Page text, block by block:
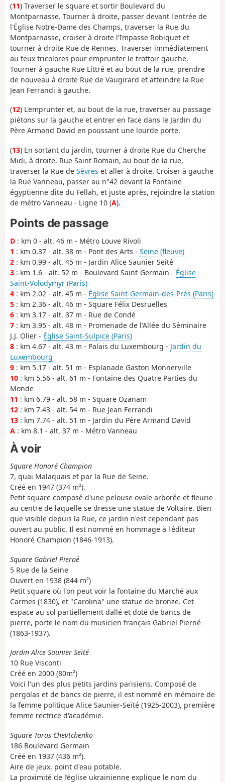
(11) Traverser le square et sortir Boulevard du
Montparnasse. Tourner à droite, passer devant l'entrée de
l'Église Notre-Dame des Champs, traverser la Rue du
Montparnasse, croiser à droite l'Impasse Robiquet et
tourner à droite Rue de Rennes. Traverser immédiatement
au feux tricolores pour emprunter le trottoir gauche.
Tourner à gauche Rue Littré et au bout de la rue, prendre
de nouveau à droite Rue de Vaugirard et atteindre la Rue
Jean Ferrandi à gauche.
(12) L'emprunter et, au bout de la rue, traverser au passage
piétons sur la gauche et entrer en face dans le Jardin du
Père Armand David en poussant une lourde porte.
(13) En sortant du jardin, tourner à droite Rue du Cherche
Midi, à droite, Rue Saint Romain, au bout de la rue,
traverser la Rue de Sèvres et aller à droite. Croiser à gauche
la Rue Vanneau, passer au n°42 devant la Fontaine
égyptienne dite du Fellah, et juste après, rejoindre la station
de métro Vanneau - Ligne 10 (A).
Points de passage
D : km 0 - alt. 46 m - Métro Louve Rivoli
1 : km 0.37 - alt. 38 m - Pont des Arts - Seine (fleuve)
2 : km 0.99 - alt. 45 m - Jardin Alice Saunier Seité
3 : km 1.6 - alt. 52 m - Boulevard Saint-Germain - Église
Saint-Volodymyr (Paris)
4 : km 2.02 - alt. 45 m - Église Saint-Germain-des-Prés (Paris)
5 : km 2.36 - alt. 46 m - Square Félix Desruelles
6 : km 3.17 - alt. 37 m - Rue de Condé
7 : km 3.95 - alt. 48 m - Promenade de l'Allée du Séminaire
J.J. Olier - Église Saint-Sulpice (Paris)
8 : km 4.67 - alt. 43 m - Palais du Luxembourg - Jardin du
Luxembourg
9 : km 5.17 - alt. 51 m - Esplanade Gaston Monnerville
10 : km 5.56 - alt. 61 m - Fontaine des Quatre Parties du
Monde
11 : km 6.79 - alt. 58 m - Square Ozanam
12 : km 7.43 - alt. 54 m - Rue Jean Ferrandi
13 : km 7.74 - alt. 51 m - Jardin du Père Armand David
A : km 8.1 - alt. 37 m - Métro Vanneau
À voir
Square Honoré Champion
7, quai Malaquais et par la Rue de Seine.
Créé en 1947 (374 m²).
Petit square composé d'une pelouse ovale arborée et fleurie
au centre de laquelle se dresse une statue de Voltaire. Bien
que visible depuis la Rue, ce jardin n'est cependant pas
ouvert au public. Il est nommé en hommage à l'éditeur
Honoré Champion (1846-1913).
Square Gabriel Pierné
5 Rue de la Seine
Ouvert en 1938 (844 m²)
Petit square où l'on peut voir la fontaine du Marché aux
Carmes (1830), et "Carolina" une statue de bronze. Cet
espace au sol partiellement dallé et doté de bancs de
pierre, porte le nom du musicien français Gabriel Pierné
(1863-1937).
Jardin Alice Saunier Seïté
10 Rue Visconti
Créé en 2000 (80m²)
Voici l'un des plus petits jardins parisiens. Composé de
pergolas et de bancs de pierre, il est nommé en mémoire de
la femme politique Alice Saunier-Seïté (1925-2003), première
femme rectrice d'académie.
Square Taras Chevtchenko
186 Boulevard Germain
Créé en 1937 (436 m²).
Aire de jeux, point d'eau potable.
La proximité de l’église ukrainienne explique le nom du